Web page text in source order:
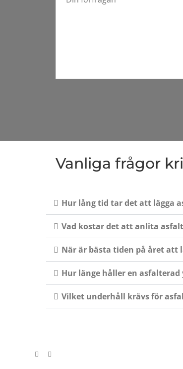
Vanliga frågor
Hur lång tid tar det att lägga
Vad kostar det att anlita
När är bästa tiden på året att
Hur länge håller en asfalterad
Vilket underhåll krävs för